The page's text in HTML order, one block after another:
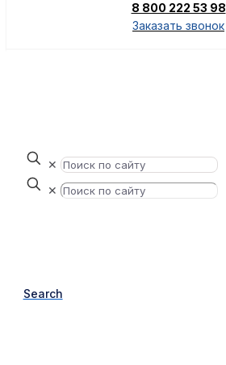
8 800 222 53 98
Заказать звонок
✕
✕
Search